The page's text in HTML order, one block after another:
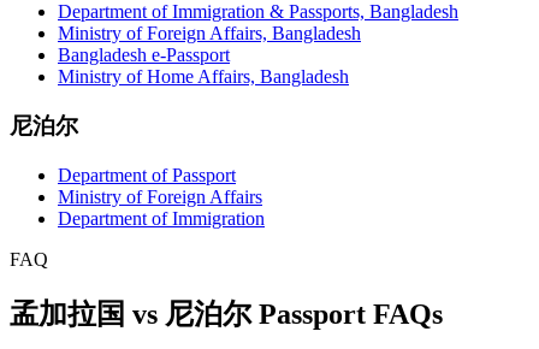
Department of Immigration & Passports, Bangladesh
Ministry of Foreign Affairs, Bangladesh
Bangladesh e-Passport
Ministry of Home Affairs, Bangladesh
尼泊尔
Department of Passport
Ministry of Foreign Affairs
Department of Immigration
FAQ
孟加拉国 vs 尼泊尔 Passport FAQs